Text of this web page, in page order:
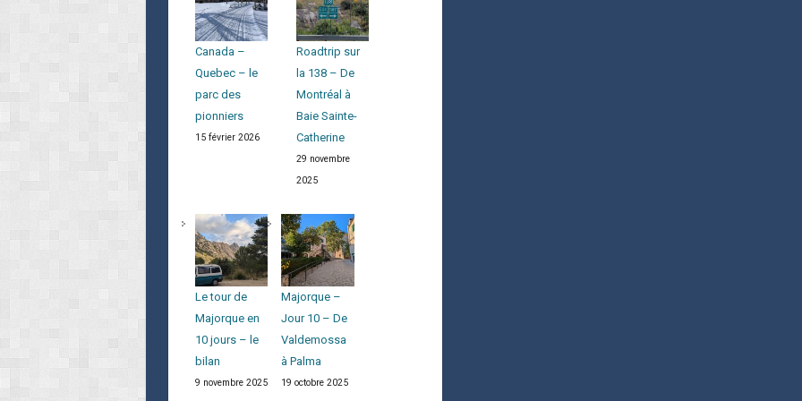
Canada –
Quebec – le
parc des
pionniers
15 février 2026
Roadtrip sur
la 138 – De
Montréal à
Baie Sainte-
Catherine
29 novembre
2025
Le tour de
Majorque en
10 jours – le
bilan
9 novembre 2025
Majorque –
Jour 10 – De
Valdemossa
à Palma
19 octobre 2025